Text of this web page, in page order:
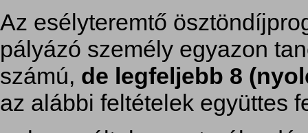
Az esélyteremtő
pályázó személy egyazon
számú, de legfeljebb 8
az alábbi feltételek együttes